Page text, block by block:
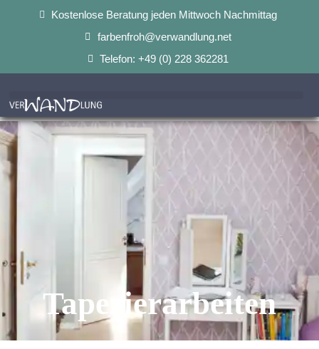
Kostenlose Beratung jeden Mittwoch Nachmittag
farbenfroh@verwandlung.net
Telefon: +49 (0) 228 362281
Tapezierarbeiten